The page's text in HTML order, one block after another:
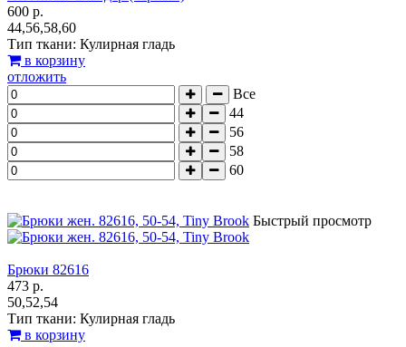
600 р.
44,56,58,60
Тип ткани: Кулирная гладь
в корзину
отложить
Все
44
56
58
60
Быстрый просмотр
Брюки 82616
473 р.
50,52,54
Тип ткани: Кулирная гладь
в корзину